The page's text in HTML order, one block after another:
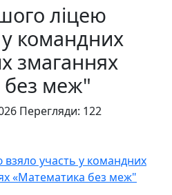
ліцею
командних
змаганнях
меж"
Перегляди: 122
участь у командних
«Математика без меж"